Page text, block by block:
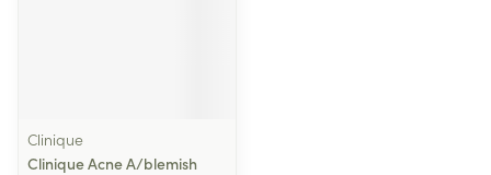
Clinique
Clinique Acne A/blemish